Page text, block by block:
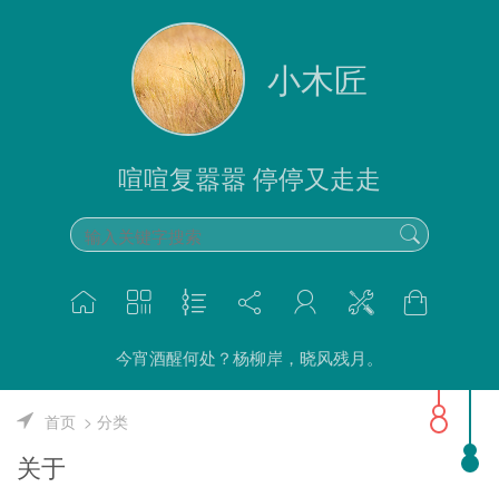
小木匠
喧喧复嚣嚣 停停又走走
今宵酒醒何处？杨柳岸，晓风残月。
首页 分类
关于